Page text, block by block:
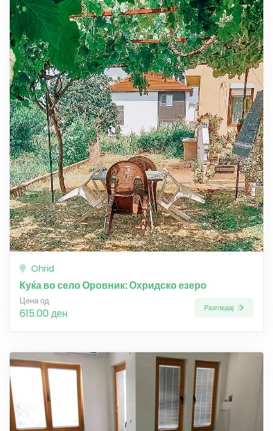
Ohrid
Куќа во село Оровник: Охридско езеро
Цена од
615.00 ден Разгледај